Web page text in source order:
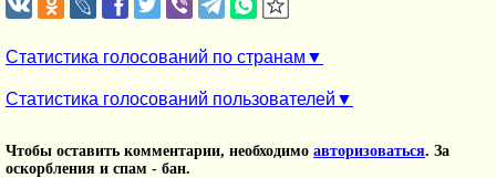
Статистика голосований по странам
Статистика голосований пользователей
Чтобы оставить комментарии, необходимо авторизоваться. За
оскорбления и спам - бан.